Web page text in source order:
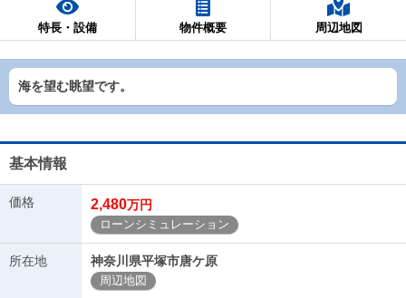
特長・設備 物件概要 周辺地図
海を望む眺望です。
基本情報
価格 2,480万円
ローンシミュレーション
所在地 神奈川県平塚市唐ケ原
周辺地図